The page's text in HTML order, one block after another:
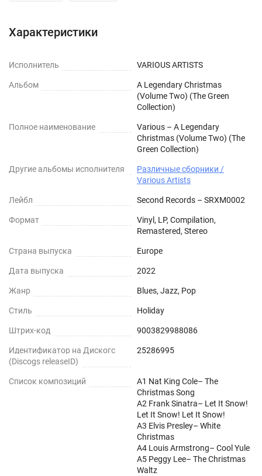
Характеристики
Исполнитель VARIOUS ARTISTS
Альбом
A Legendary Christmas
(Volume Two) (The Green
Collection)
Полное наименование
Various – A Legendary
Christmas (Volume Two) (The
Green Collection)
Другие альбомы исполнителя
Различные сборники /
Various Artists
Лейбл Second Records – SRXM0002
Формат
Vinyl, LP, Compilation,
Remastered, Stereo
Страна выпуска Europe
Дата выпуска 2022
Жанр Blues, Jazz, Pop
Стиль Holiday
Штрих-код 9003829988086
Идентификатор на Дискогс
(Discogs releaseID)
25286995
Список композиций
A1 Nat King Cole– The
Christmas Song
A2 Frank Sinatra– Let It Snow!
Let It Snow! Let It Snow!
A3 Elvis Presley– White
Christmas
A4 Louis Armstrong– Cool Yule
A5 Peggy Lee– The Christmas
Waltz